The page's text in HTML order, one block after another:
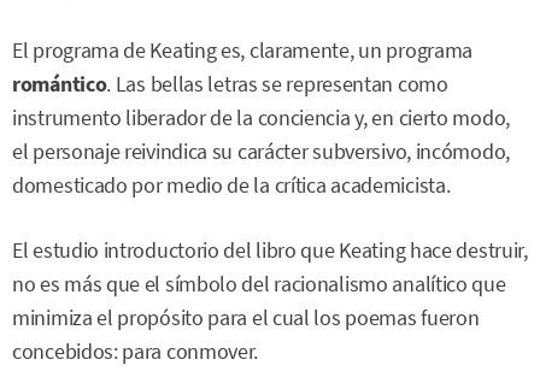
El programa de Keating es, claramente, un programa
romántico. Las bellas letras se representan como
instrumento liberador de la conciencia y, en cierto modo,
el personaje reivindica su carácter subversivo, incómodo,
domesticado por medio de la crítica academicista.
El estudio introductorio del libro que Keating hace destruir,
no es más que el símbolo del racionalismo analítico que
minimiza el propósito para el cual los poemas fueron
concebidos: para conmover.